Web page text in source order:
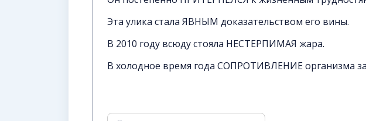
Эта улика стала ЯВНЫМ доказательством его вины.
В 2010 году всюду стояла НЕСТЕРПИМАЯ жара.
В холодное время года СОПРОТИВЛЕНИЕ организма